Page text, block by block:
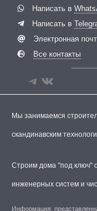
Написать в
Написать в
Электронная
Все контакты
Мы занимаемся
скандинавским
Строим дома "под ключ"
инженерных систем и
Информация,